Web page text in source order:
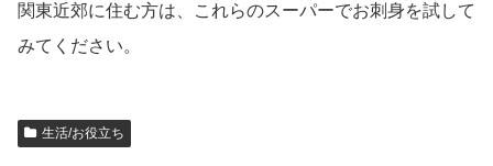
関東近郊に住む方は、これらのスーパーでお刺身を試して
みてください。
生活/お役立ち